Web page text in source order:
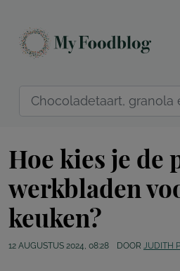
Hoe kies je de
werkbladen
keuken?
12 AUGUSTUS 2024, 08:28 DOOR JUDITH